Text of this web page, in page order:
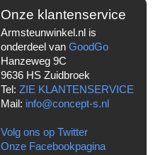
Onze klantenservice
Armsteunwinkel.nl is
onderdeel van GoodGo
Hanzeweg 9C
9636 HS Zuidbroek
Tel: ZIE KLANTENSERVICE
Mail: info@concept-s.nl
Volg ons op Twitter
Onze Facebookpagina